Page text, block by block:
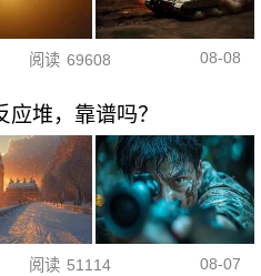
阅读 69608 08-08
堆，靠谱吗？
阅读 51114 08-07